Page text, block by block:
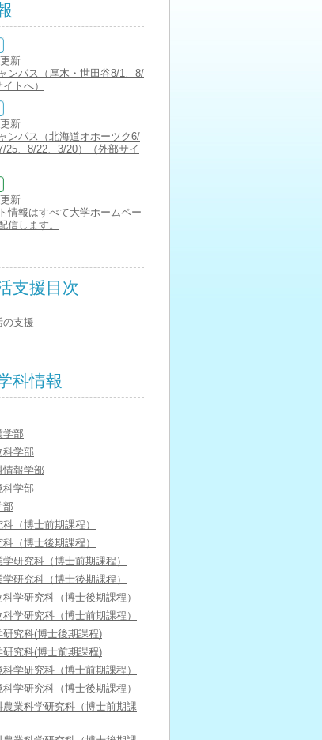
新
ンパス（厚木・世田谷8/1、8/
トへ）
新
ンパス（北海道オホーツク6/
25、8/22、3/20）（外部サイ
新
情報はすべて大学ホームペー
信します。
支援目次
の支援
科情報
学部
科学部
情報学部
科学部
部
（博士前期課程）
（博士後期課程）
研究科（博士前期課程）
研究科（博士後期課程）
学研究科（博士後期課程）
学研究科（博士前期課程）
研究科(博士後期課程)
研究科(博士前期課程)
学研究科（博士前期課程）
学研究科（博士後期課程）
農業科学研究科（博士前期課